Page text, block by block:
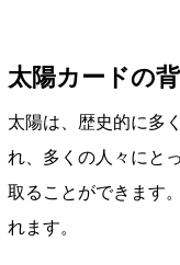
太陽カードの
太陽は、歴史的に多
れ、多くの人々にと
取ることができます
れます。